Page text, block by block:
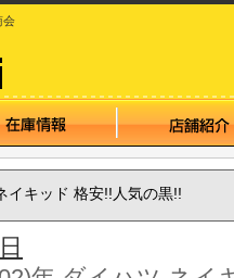
会
イキッド 格安!!人気の黒!!